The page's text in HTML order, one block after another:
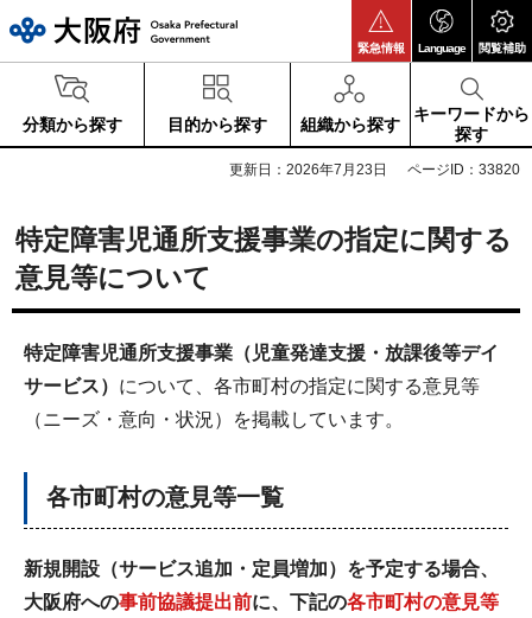
緊急情報 Language 閲覧補助
分類から探す 目的から探す 組織から探す
キーワードから
探す
更新日：2026年7月23日 ページID：33820
特定障害児通所支援事業の指定に関する
意見等について
特定障害児通所支援事業（児童発達支援・放課後等デイ
サービス） について、各市町村の指定に関する意見等
（ニーズ・意向・状況）を掲載しています。
各市町村の意見等一覧
新規開設（サービス追加・定員増加）を予定する場合、
大阪府への事前協議提出前に、下記の各市町村の意見等